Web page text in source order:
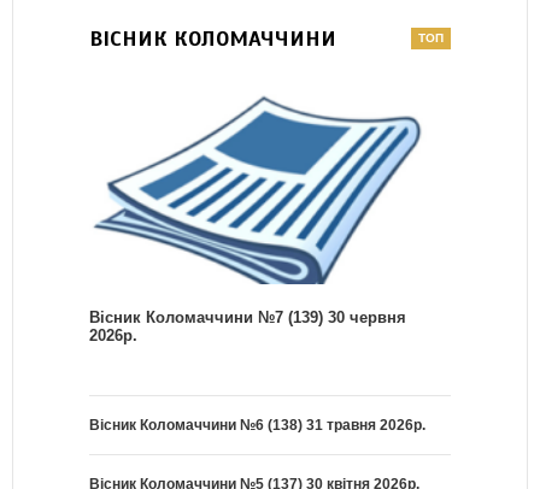
ВІСНИК КОЛОМАЧЧИНИ
Вісник Коломаччини №7 (139) 30 червня
2026р.
Вісник Коломаччини №6 (138) 31 травня 2026р.
Вісник Коломаччини №5 (137) 30 квітня 2026р.